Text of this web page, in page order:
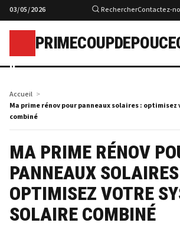
03/05/2026 RechercherContactez-
p
Accueil
Ma prime rénov pour panneaux solaires :
combiné
MA PRIME RÉNOV
PANNEAUX
OPTIMISEZ VOTRE
SOLAIRE COMBINÉ